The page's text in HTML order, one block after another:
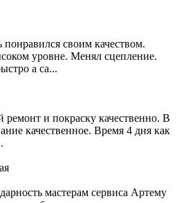
своим качеством.
уровне. Менял сцепление.
а са...
и покраску качественно. В
качественное. Время 4 дня как
мастерам сервиса Артему